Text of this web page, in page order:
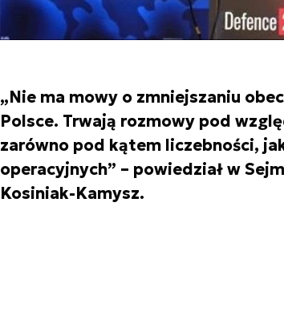
„Nie ma mowy o zmniejszaniu
Polsce. Trwają rozmowy pod
zarówno pod kątem liczebności,
operacyjnych” – powiedział w
Kosiniak-Kamysz.